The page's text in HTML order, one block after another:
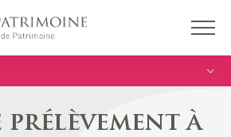
prélèvement à